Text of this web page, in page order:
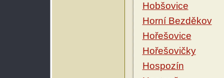
Hobšovice
Horní Bezděkov
Hořešovice
Hořešovičky
Hospozín